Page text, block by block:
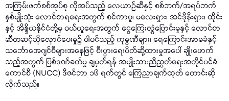
အကြမ်းဖက်စစ်အုပ်စု လိုအပ်သည့် လေယာဉ်ဆီနှင့် စစ်ဘက်/အရပ်ဘက်
နှစ်မျိုးသုံး လောင်စာရရေးအတွက် စင်ကာပူ၊ မလေးရှား၊ အင်ဒိုနီးရှား၊ ထိုင်း
နှင့် အိန္ဒိယနိုင်ငံတို့မှ ဝယ်ယူရေးအတွက် ငွေကြေးလွှဲပြောင်းမှုနှင့် လောင်စာ
ဆီတဆင့်သိုလှောင်ပေးမှု၌ ပါဝင်သည့် ကုမ္ပဏီများ၊ ရေကြောင်းအာမခံနှင့်
သင်္ဘောအေဂျင်စီများအနေဖြင့် စီးပွားရေးပိတ်ဆို့ထားမှုအပေါ် ချိုးဖောက်
သည့်အတွက် ပြစ်ဒဏ်ခတ်မှု ချမှတ်ရန် အမျိုးသားညီညွတ်ရေးအတိုင်ပင်ခံ
ကောင်စီ (NUCC) ဒီဇင်ဘာ ၁၆ ရက်တွင် ကြေညာချက်ထုတ် တောင်းဆို
လိုက်သည်။